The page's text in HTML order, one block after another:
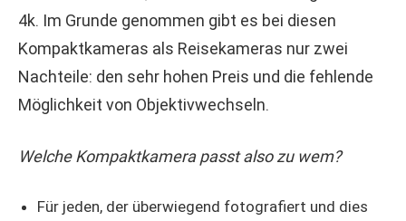
4k. Im Grunde genommen gibt es bei diesen
Kompaktkameras als Reisekameras nur zwei
Nachteile: den sehr hohen Preis und die fehlende
Möglichkeit von Objektivwechseln.
Welche Kompaktkamera passt also zu wem?
Für jeden, der überwiegend fotografiert und dies